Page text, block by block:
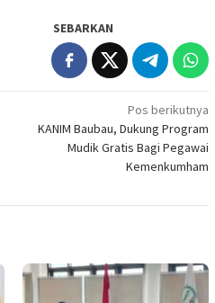
SEBARKAN
Pos berikutnya
KANIM Baubau, Dukung Program
Mudik Gratis Bagi Pegawai
Kemenkumham